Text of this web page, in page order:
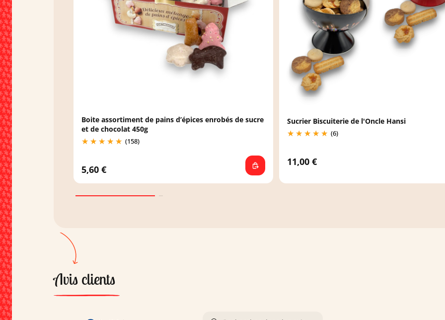
Boite assortiment de pains d’épices enrobés de sucre
et de chocolat 450g
(158)
5,60 €
Sucrier Biscuiterie de l'Oncle Hansi
(6)
11,00 €
Avis clients